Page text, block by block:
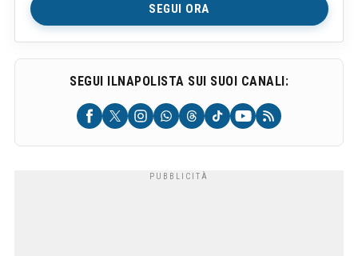
SEGUI ORA
SEGUI ILNAPOLISTA SUI SUOI CANALI: